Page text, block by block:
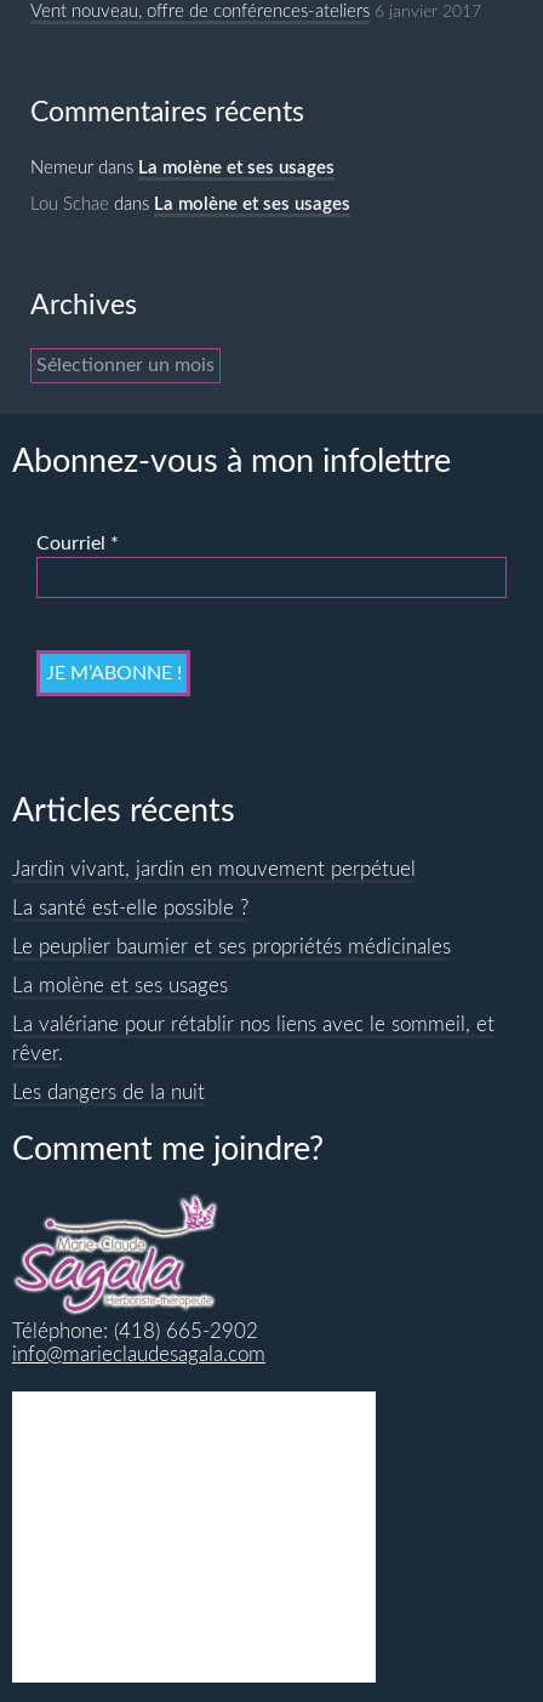
Vent nouveau, offre de conférences-ateliers 6 janvier 2017
Commentaires récents
Nemeur dans La molène et ses usages
Lou Schae dans La molène et ses usages
Archives
Archives
Abonnez-vous à mon infolettre
Courriel *
Articles récents
Jardin vivant, jardin en mouvement perpétuel
La santé est-elle possible ?
Le peuplier baumier et ses propriétés médicinales
La molène et ses usages
La valériane pour rétablir nos liens avec le sommeil, et
rêver.
Les dangers de la nuit
Comment me joindre?
Téléphone: (418) 665-2902
info@marieclaudesagala.com